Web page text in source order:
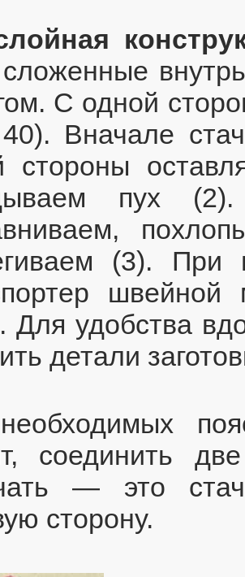
С одной
Вначале
стороны
пух
(3). При
Для удобства
детали
соединить
— это
сторону.